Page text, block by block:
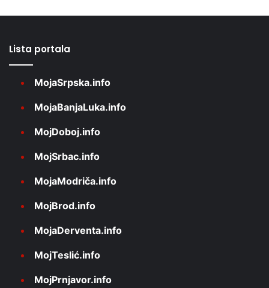
Lista portala
MojaSrpska.info
MojaBanjaLuka.info
MojDoboj.info
MojSrbac.info
MojaModriča.info
MojBrod.info
MojaDerventa.info
MojTeslić.info
MojPrnjavor.info